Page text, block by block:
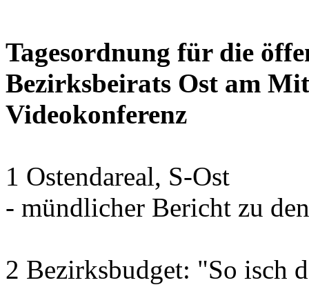
Tagesordnung für die
Bezirksbeirats Ost am
Videokonferenz
1 Ostendareal, S-Ost
- mündlicher Bericht zu
2 Bezirksbudget: "So isch